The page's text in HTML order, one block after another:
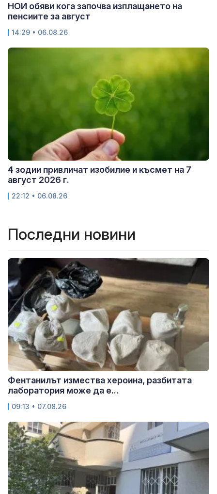
НОИ обяви кога започва изплащането на
пенсиите за август
14:29 • 06.08.26
4 зодии привличат изобилие и късмет на 7
август 2026 г.
22:12 • 06.08.26
Последни новини
Фентанилът измества хероина, разбитата
лаборатория може да е...
09:13 • 07.08.26